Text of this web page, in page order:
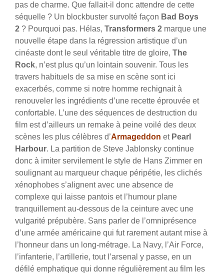
pas de charme. Que fallait-il donc attendre de cette
séquelle ? Un blockbuster survolté façon Bad Boys
2 ? Pourquoi pas. Hélas, Transformers 2 marque une
nouvelle étape dans la régression artistique d’un
cinéaste dont le seul véritable titre de gloire, The
Rock, n’est plus qu’un lointain souvenir. Tous les
travers habituels de sa mise en scène sont ici
exacerbés, comme si notre homme rechignait à
renouveler les ingrédients d’une recette éprouvée et
confortable. L’une des séquences de destruction du
film est d’ailleurs un remake à peine voilé des deux
scènes les plus célèbres d’Armageddon et Pearl
Harbour. La partition de Steve Jablonsky continue
donc à imiter servilement le style de Hans Zimmer en
soulignant au marqueur chaque péripétie, les clichés
xénophobes s’alignent avec une absence de
complexe qui laisse pantois et l’humour plane
tranquillement au-dessous de la ceinture avec une
vulgarité prépubère. Sans parler de l’omniprésence
d’une armée américaine qui fut rarement autant mise à
l’honneur dans un long-métrage. La Navy, l’Air Force,
l’infanterie, l’artillerie, tout l’arsenal y passe, en un
défilé emphatique qui donne régulièrement au film les